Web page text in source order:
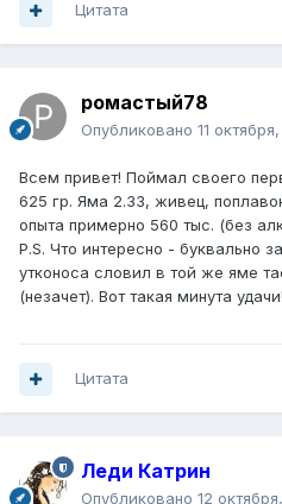
Цитата
ромастый78
Опубликовано 11
Всем привет! Поймал своего
625 гр. Яма 2.33, живец,
опыта примерно 560 тыс. (без
P.S. Что интересно - буквально
утконоса словил в той же яме
(незачет). Вот такая минута
Цитата
Леди Катрин
Опубликовано 12